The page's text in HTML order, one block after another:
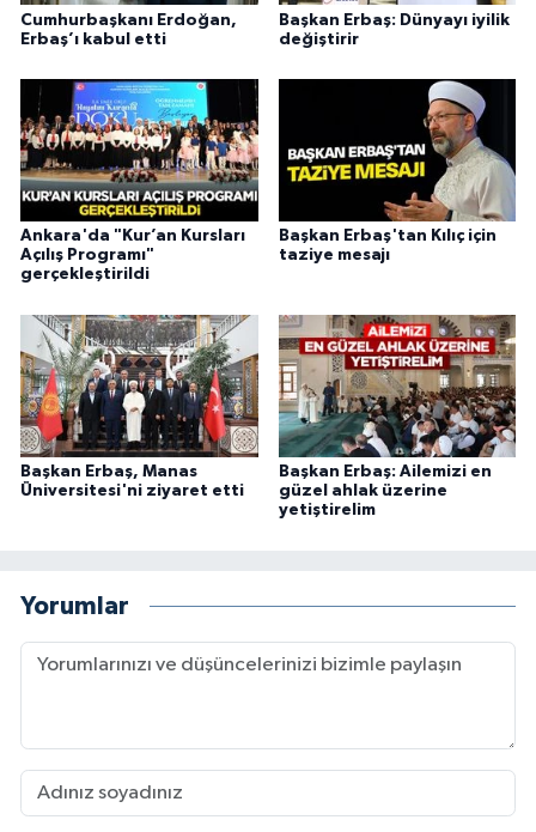
Cumhurbaşkanı Erdoğan,
Erbaş’ı kabul etti
Başkan Erbaş: Dünyayı iyilik
değiştirir
Ankara'da "Kur’an Kursları
Açılış Programı"
gerçekleştirildi
Başkan Erbaş'tan Kılıç için
taziye mesajı
Başkan Erbaş, Manas
Üniversitesi'ni ziyaret etti
Başkan Erbaş: Ailemizi en
güzel ahlak üzerine
yetiştirelim
Yorumlar
Erzincan Müftülüğü
Eskişehir Müftülüğü
Gaziantep Müftülüğü
Giresun Müftülüğü
Gümüşhane Müftülüğü
Hakkari Müftülüğü
Hatay Müftülüğü
Iğdır Müftülüğü
Kahramanmaraş Müftülüğü
Karabük Müftülüğü